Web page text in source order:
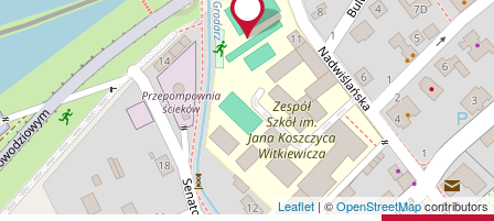
Leaflet| ©OpenStreetMapcontributors